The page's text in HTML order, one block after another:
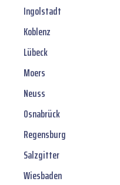
Ingolstadt
Koblenz
Lübeck
Moers
Neuss
Osnabrück
Regensburg
Salzgitter
Wiesbaden